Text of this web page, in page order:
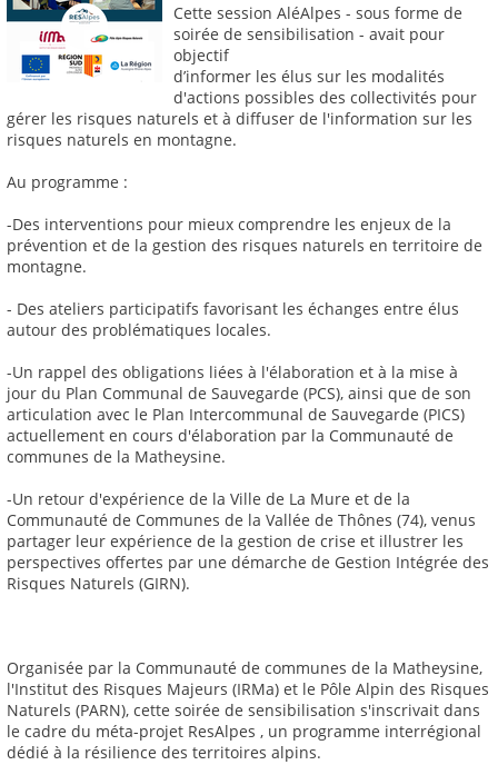
Cette session AléAlpes - sous forme de
soirée de sensibilisation - avait pour
objectif
d’informer les élus sur les modalités
d'actions possibles des collectivités pour
gérer les risques naturels et à diffuser de l'information sur les
risques naturels en montagne.
Au programme :
-Des interventions pour mieux comprendre les enjeux de la
prévention et de la gestion des risques naturels en territoire de
montagne.
- Des ateliers participatifs favorisant les échanges entre élus
autour des problématiques locales.
-Un rappel des obligations liées à l'élaboration et à la mise à
jour du Plan Communal de Sauvegarde (PCS), ainsi que de son
articulation avec le Plan Intercommunal de Sauvegarde (PICS)
actuellement en cours d'élaboration par la Communauté de
communes de la Matheysine.
-Un retour d'expérience de la Ville de La Mure et de la
Communauté de Communes de la Vallée de Thônes (74), venus
partager leur expérience de la gestion de crise et illustrer les
perspectives offertes par une démarche de Gestion Intégrée des
Risques Naturels (GIRN).
Organisée par la Communauté de communes de la Matheysine,
l'Institut des Risques Majeurs (IRMa) et le Pôle Alpin des Risques
Naturels (PARN), cette soirée de sensibilisation s'inscrivait dans
le cadre du méta-projet ResAlpes , un programme interrégional
dédié à la résilience des territoires alpins.